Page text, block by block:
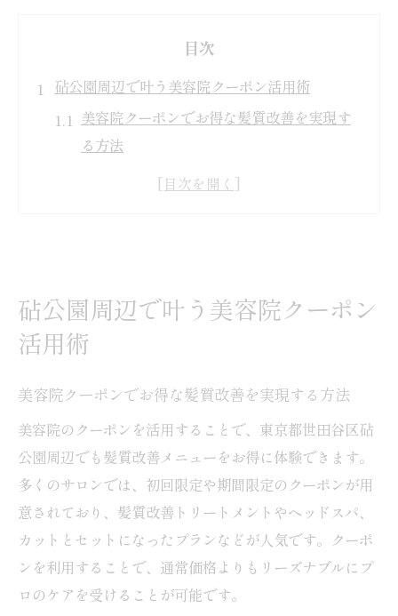
目次
砧公園周辺で叶う美容院クーポン活用術
美容院クーポンでお得な髪質改善を実現す
る方法
ホットペッパービューティー活用の美容院
コツ
砧公園周辺で注目の美容院クーポン最新傾
美容院選びで髪質改善効果を最大化するポ
イント
髪質改善に最適な美容院カウンセリング活
用術
砧公園周辺で叶う美容院クーポン
活用術
美容院クーポンでお得な髪質改善を実現する方法
美容院のクーポンを活用することで、東京都世田谷区砧
公園周辺でも髪質改善メニューをお得に体験できます。
多くのサロンでは、初回限定や期間限定のクーポンが用
意されており、髪質改善トリートメントやヘッドスパ、
カットとセットになったプランなどが人気です。クーポ
ンを利用することで、通常価格よりもリーズナブルにプ
ロのケアを受けることが可能です。